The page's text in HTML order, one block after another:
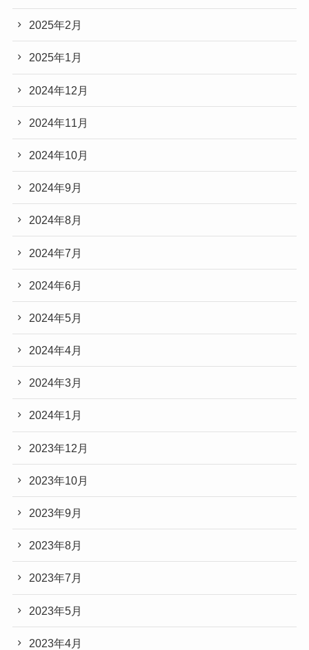
2025年2月
2025年1月
2024年12月
2024年11月
2024年10月
2024年9月
2024年8月
2024年7月
2024年6月
2024年5月
2024年4月
2024年3月
2024年1月
2023年12月
2023年10月
2023年9月
2023年8月
2023年7月
2023年5月
2023年4月